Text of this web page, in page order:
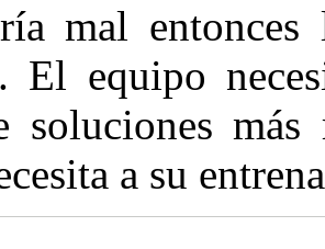
mal entonces
El equipo
soluciones
a su